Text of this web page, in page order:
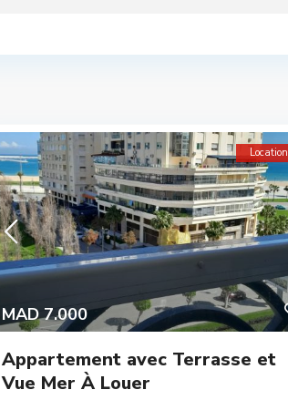
MAD 7.000
Location
Appartement avec Terrasse et
Vue Mer À Louer